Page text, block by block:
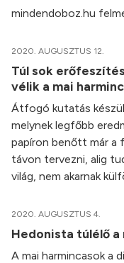
mindendoboz.hu
2020. AUGUSZTUS 12.
Túl sok
vélik a mai
Átfogó kutatás
melynek legfőbb
papíron benőtt már a
távon tervezni, alig
világ, nem akarnak
2020. AUGUSZTUS 4.
Hedonista túlélő a
A mai harmincasok a